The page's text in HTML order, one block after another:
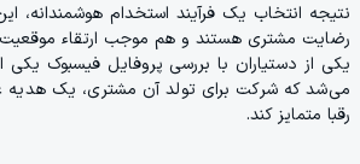
رضایت مشتری هستند و هم موجب ارتقاء
یکی از دستیاران با بررسی پروفایل فیسبوک
می‌شد که شرکت برای تولد آن مشتری، یک هدیه
رقبا متمایز کند.